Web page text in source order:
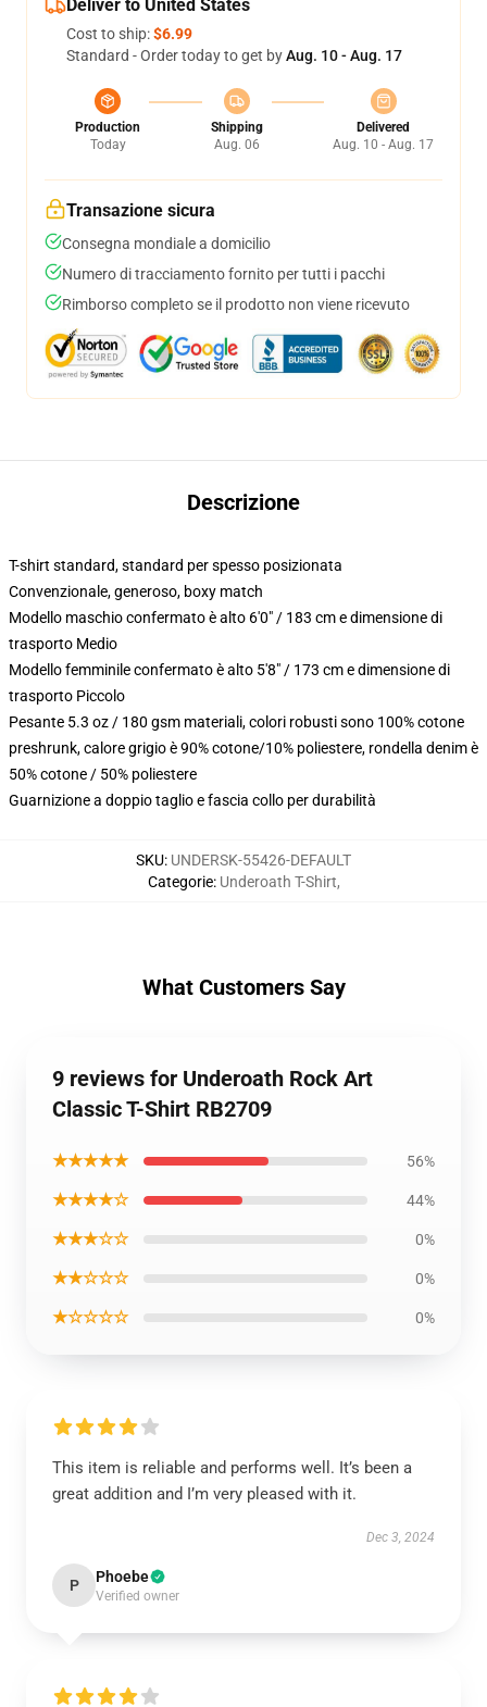
Deliver to United States
Cost to ship:$6.99
Standard - Order today to get byAug. 10 - Aug. 17
Production
Today
Shipping
Aug. 06
Delivered
Aug. 10 - Aug. 17
Transazione sicura
Consegna mondiale a domicilio
Numero di tracciamento fornito per tutti i pacchi
Rimborso completo se il prodotto non viene ricevuto
Descrizione
T-shirt standard, standard per spesso posizionata
Convenzionale, generoso, boxy match
Modello maschio confermato è alto 6'0" / 183 cm e dimensione di
trasporto Medio
Modello femminile confermato è alto 5'8" / 173 cm e dimensione di
trasporto Piccolo
Pesante 5.3 oz / 180 gsm materiali, colori robusti sono 100% cotone
preshrunk, calore grigio è 90% cotone/10% poliestere, rondella denim è
50% cotone / 50% poliestere
Guarnizione a doppio taglio e fascia collo per durabilità
SKU: UNDERSK-55426-DEFAULT
Categorie: Underoath T-Shirt,
What Customers Say
9 reviews for Underoath Rock Art
Classic T-Shirt RB2709
★★★★★ 56%
★★★★☆ 44%
★★★☆☆ 0%
★★☆☆☆ 0%
★☆☆☆☆ 0%
This item is reliable and performs well. It’s been a
great addition and I’m very pleased with it.
Dec 3, 2024
P Phoebe
Verified owner